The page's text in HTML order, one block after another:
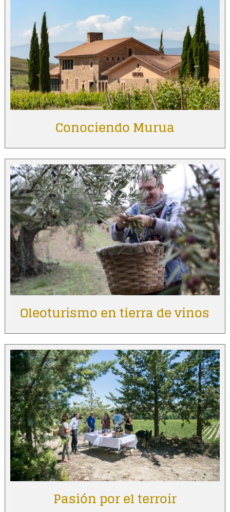
Conociendo Murua
Oleoturismo en tierra de vinos
Pasión por el terroir